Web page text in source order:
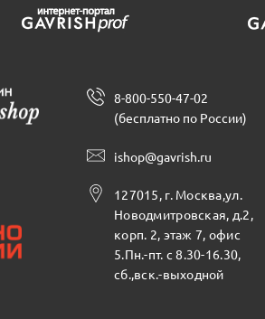
8-800-550-47-02
(бесплатно по России)
ishop@gavrish.ru
127015, г. Москва,ул.
Новодмитровская, д.2,
корп. 2, этаж 7, офис
5.Пн.-пт. с 8.30-16.30,
сб.,вск.-выходной